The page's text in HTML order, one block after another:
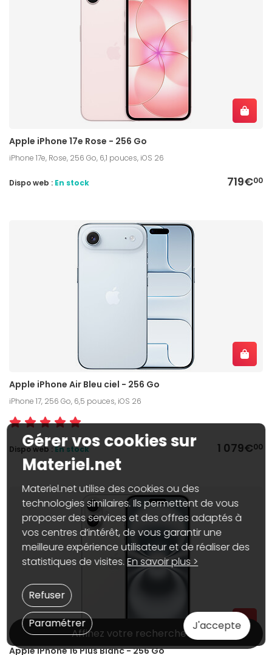
Apple iPhone 17e Rose - 256 Go
iPhone 17e, Rose, 256 Go, 6,1 pouces, iOS 26
719€00
Dispo web : En stock
Apple iPhone Air Bleu ciel - 256 Go
iPhone 17, 256 Go, 6,5 pouces, iOS 26
1 079€00
Dispo web :En stock
Apple iPhone 16 Plus Blanc - 256 Go
Affinez votre recherche
Gérer vos cookies sur
Materiel.net
Materiel.net utilise des cookies ou des
technologies similaires. Ils permettent de vous
proposer des services et des offres adaptés à
vos centres d’intérêt, de vous garantir une
meilleure expérience utilisateur et de réaliser des
statistiques de visites.En savoir plus >
J'accepte
Paramétrer
Refuser